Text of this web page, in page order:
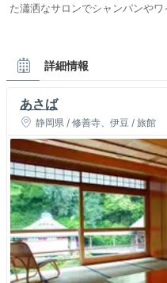
た瀟洒なサロンでシャンパンやワ
詳細情報
あさば
静岡県 / 修善寺、伊豆 / 旅館